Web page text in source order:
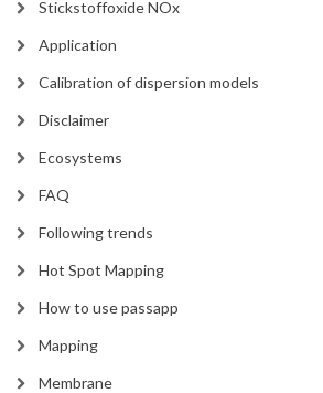
Stickstoffoxide NOx
Application
Calibration of dispersion models
Disclaimer
Ecosystems
FAQ
Following trends
Hot Spot Mapping
How to use passapp
Mapping
Membrane